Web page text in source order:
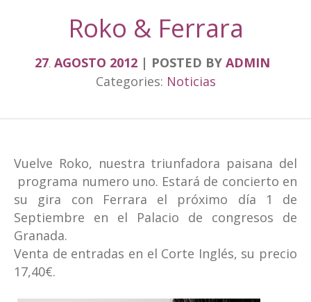
Roko & Ferrara
27. AGOSTO 2012 POSTED BY ADMIN
Categories: Noticias
Vuelve Roko, nuestra triunfadora paisana del
programa numero uno. Estará de concierto en
su gira con Ferrara el próximo día 1 de
Septiembre en el Palacio de congresos de
Granada.
Venta de entradas en el Corte Inglés, su precio
17,40€.